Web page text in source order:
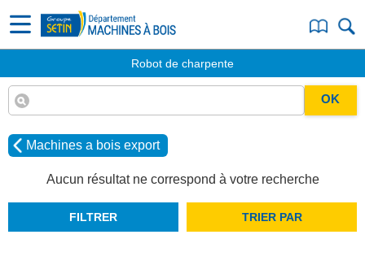
Robot de charpente
OK
Machines a bois export
Aucun résultat ne correspond à votre recherche
FILTRER TRIER PAR